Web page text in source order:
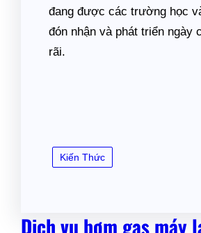
đang được các trường học
đón nhận và phát triển ngày
rãi.
Kiến Thức
Dịch vụ bơm gas máy